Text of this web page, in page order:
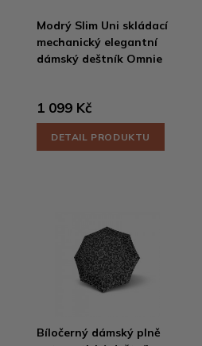
Modrý Slim Uni skládací
mechanický elegantní
dámský deštník Omnie
1 099 Kč
DETAIL PRODUKTU
Bíločerný dámský plně